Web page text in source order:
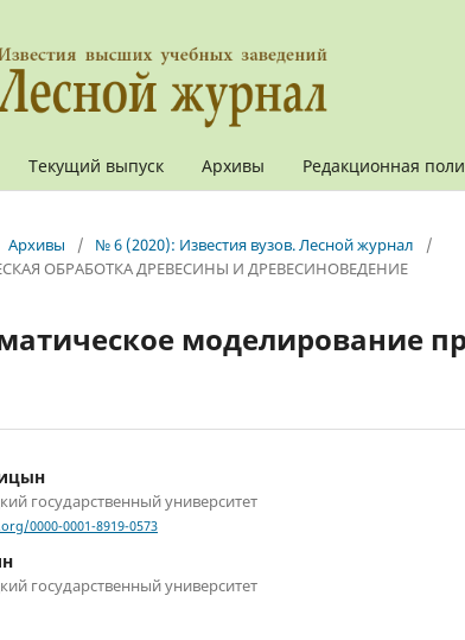
Текущий выпуск Архивы Редакционная
Архивы / № 6 (2020): Известия вузов. Лесной журнал
/
ОБРАБОТКА ДРЕВЕСИНЫ И ДРЕВЕСИНОВЕДЕНИЕ
моделирование
государственный университет
0000-0001-8919-0573
государственный университет